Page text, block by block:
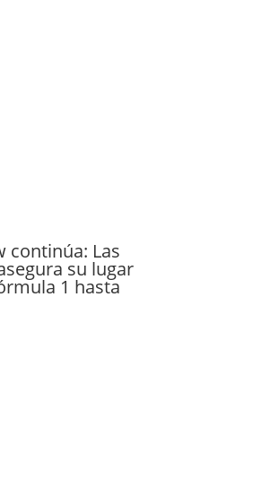
continúa: Las
su lugar
1 hasta